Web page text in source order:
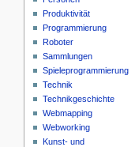
Produktivität
Programmierung
Roboter
Sammlungen
Spieleprogrammierung
Technik
Technikgeschichte
Webmapping
Webworking
Kunst- und